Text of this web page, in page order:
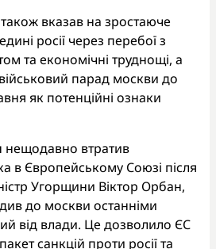
вказав на зростаюче
росії через перебої з
та економічні труднощі, а
парад москви до
як потенційні ознаки
нещодавно втратив
в Європейському Союзі після
Угорщини Віктор Орбан,
до москви останніми
від влади. Це дозволило ЄС
санкцій проти росії та